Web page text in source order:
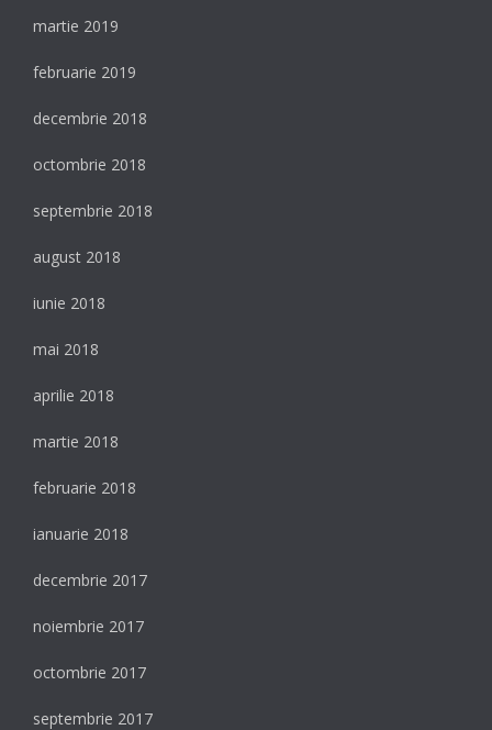
martie 2019
februarie 2019
decembrie 2018
octombrie 2018
septembrie 2018
august 2018
iunie 2018
mai 2018
aprilie 2018
martie 2018
februarie 2018
ianuarie 2018
decembrie 2017
noiembrie 2017
octombrie 2017
septembrie 2017